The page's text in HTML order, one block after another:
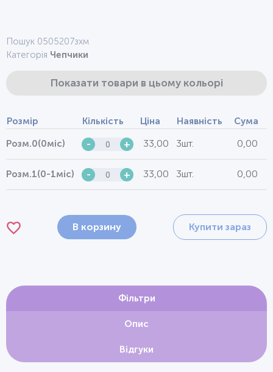
Пошук 0505207зхм
Категорія Чепчики
Показати товари в цьому кольорі
Розмір Кількість Ціна Наявність Сума
Розм.0(0міс) - + 33,00 3шт. 0,00
Розм.1(0-1міс) - + 33,00 3шт. 0,00
В корзину Купити зараз
Фільтри
Опис
Відгуки